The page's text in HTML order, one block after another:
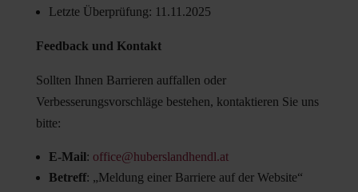
Letzte Überprüfung: 11.11.2025
Feedback und Kontakt
Sollten Ihnen Barrieren auffallen oder
Verbesserungsvorschläge bestehen, kontaktieren Sie uns
bitte:
E-Mail: office@huberslandhendl.at
Betreff: „Meldung einer Barriere auf der Website“